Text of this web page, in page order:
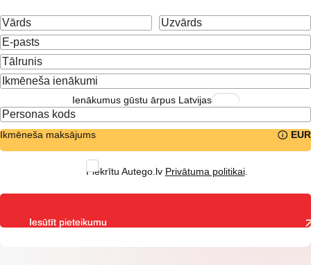
Ienākumus gūstu ārpus Latvijas
Ikmēneša maksājums EUR
Piekrītu Autego.lv Privātuma politikai.